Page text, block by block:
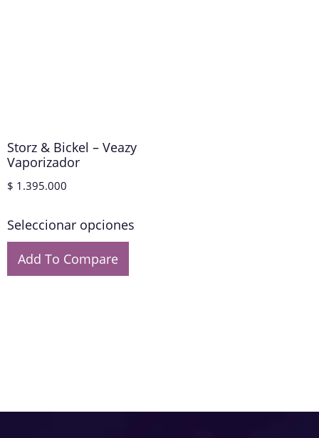
Storz & Bickel – Veazy
Vaporizador
$ 1.395.000
Seleccionar opciones
Add To Compare